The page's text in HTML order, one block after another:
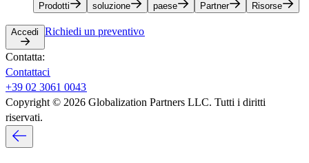
Prodotti​​ soluzione​​ paese​​ Partner​​ Risorse​​
Accedi​​ Richiedi un preventivo​​
Contatta:​​
Contattaci​​
+39 02 3061 0043​​
Copyright © 2026 Globalization Partners LLC. Tutti i diritti
riservati.​​